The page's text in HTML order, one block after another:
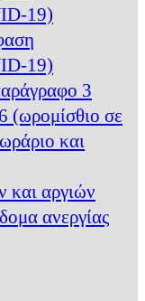
19)
19)
3
(ωρομίσθιο σε
και
και αργιών
ανεργίας